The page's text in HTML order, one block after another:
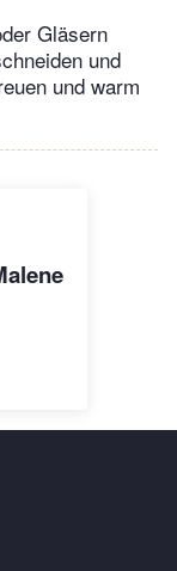
Gläsern
und
und warm